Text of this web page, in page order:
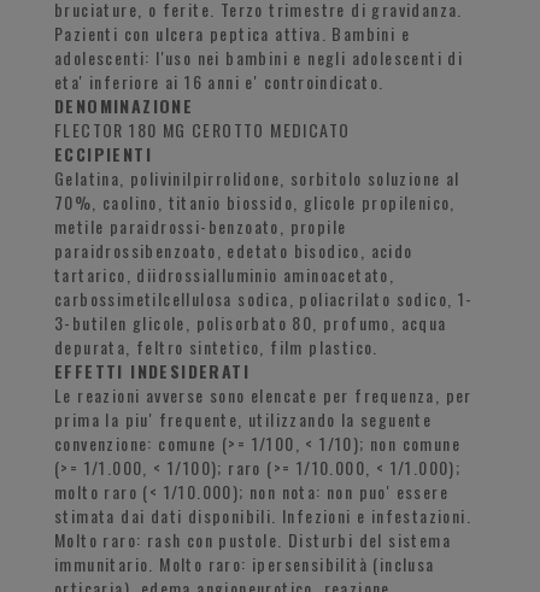
bruciature, o ferite. Terzo trimestre di gravidanza.
Pazienti con ulcera peptica attiva. Bambini e
adolescenti: l'uso nei bambini e negli adolescenti di
eta' inferiore ai 16 anni e' controindicato.
DENOMINAZIONE
FLECTOR 180 MG CEROTTO MEDICATO
ECCIPIENTI
Gelatina, polivinilpirrolidone, sorbitolo soluzione al
70%, caolino, titanio biossido, glicole propilenico,
metile paraidrossi-benzoato, propile
paraidrossibenzoato, edetato bisodico, acido
tartarico, diidrossialluminio aminoacetato,
carbossimetilcellulosa sodica, poliacrilato sodico, 1-
3-butilen glicole, polisorbato 80, profumo, acqua
depurata, feltro sintetico, film plastico.
EFFETTI INDESIDERATI
Le reazioni avverse sono elencate per frequenza, per
prima la piu' frequente, utilizzando la seguente
convenzione: comune (>= 1/100, < 1/10); non comune
(>= 1/1.000, < 1/100); raro (>= 1/10.000, < 1/1.000);
molto raro (< 1/10.000); non nota: non puo' essere
stimata dai dati disponibili. Infezioni e infestazioni.
Molto raro: rash con pustole. Disturbi del sistema
immunitario. Molto raro: ipersensibilità (inclusa